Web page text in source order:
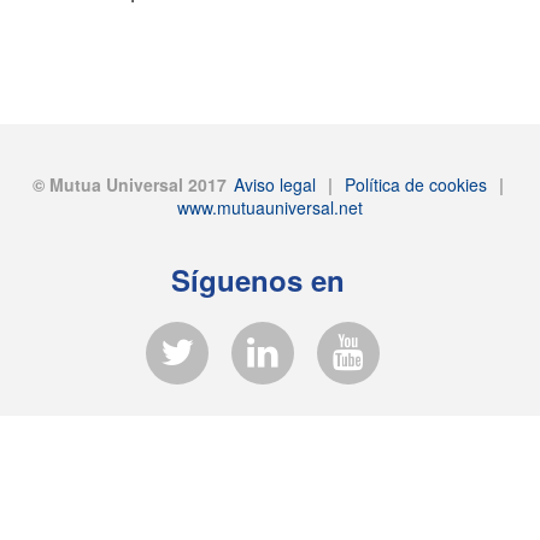
© Mutua Universal 2017 Aviso legal | Política de cookies |
www.mutuauniversal.net
Síguenos en